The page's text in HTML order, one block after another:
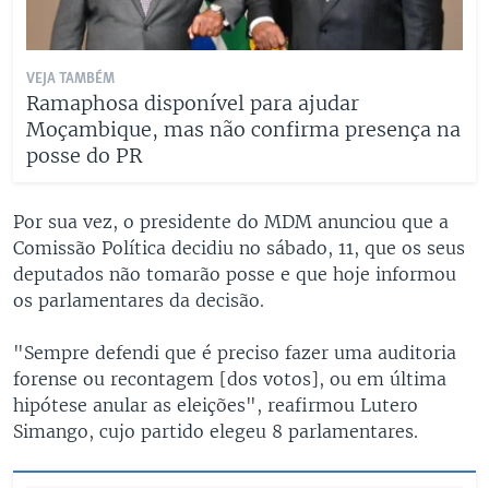
VEJA TAMBÉM
Ramaphosa disponível para ajudar
Moçambique, mas não confirma presença na
posse do PR
Por sua vez, o presidente do MDM anunciou que a
Comissão Política decidiu no sábado, 11, que os seus
deputados não tomarão posse e que hoje informou
os parlamentares da decisão.
"Sempre defendi que é preciso fazer uma auditoria
forense ou recontagem [dos votos], ou em última
hipótese anular as eleições", reafirmou Lutero
Simango, cujo partido elegeu 8 parlamentares.